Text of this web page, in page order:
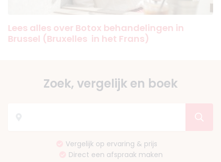
Lees alles over Botox behandelingen in
Brussel (Bruxelles in het Frans)
Zoek, vergelijk en boek
Vergelijk op ervaring & prijs
Direct een afspraak maken